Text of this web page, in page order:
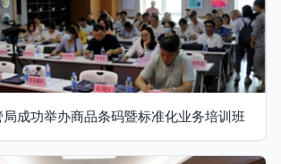
成功举办商品条码暨标准化业务培训班